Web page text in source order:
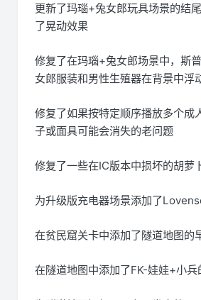
更新了玛瑙+兔女郎玩具场景的结
了晃动效果
修复了在玛瑙+兔女郎场景中，斯
女郎服装和男性生殖器在背景中浮
修复了如果按特定顺序播放多个成
子或面具可能会消失的老问题
修复了一些在IC版本中损坏的胡萝
为升级版充电器场景添加了
在贫民窟关卡中添加了隧道地图的
在隧道地图中添加了FK-娃娃+小兵